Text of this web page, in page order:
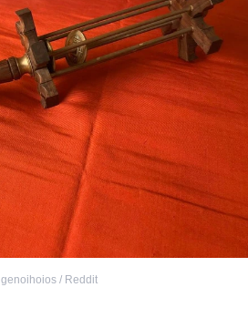
genoihoios / Reddit